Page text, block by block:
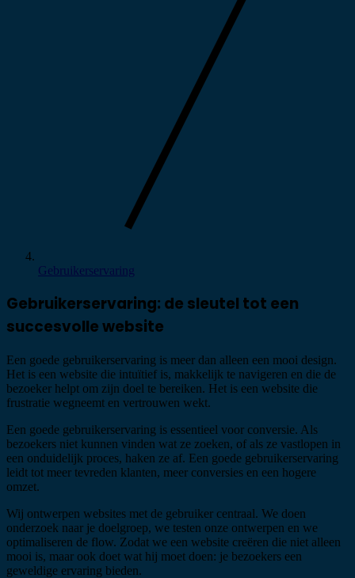
Gebruikerservaring
Gebruikerservaring: de sleutel tot een
succesvolle website
Een goede gebruikerservaring is meer dan alleen een mooi design.
Het is een website die intuïtief is, makkelijk te navigeren en die de
bezoeker helpt om zijn doel te bereiken. Het is een website die
frustratie wegneemt en vertrouwen wekt.
Een goede gebruikerservaring is essentieel voor conversie. Als
bezoekers niet kunnen vinden wat ze zoeken, of als ze vastlopen in
een onduidelijk proces, haken ze af. Een goede gebruikerservaring
leidt tot meer tevreden klanten, meer conversies en een hogere
omzet.
Wij ontwerpen websites met de gebruiker centraal. We doen
onderzoek naar je doelgroep, we testen onze ontwerpen en we
optimaliseren de flow. Zodat we een website creëren die niet alleen
mooi is, maar ook doet wat hij moet doen: je bezoekers een
geweldige ervaring bieden.